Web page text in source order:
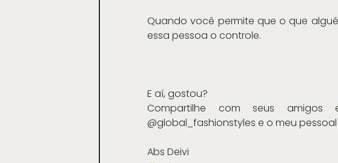
Quando você permite que o que
essa pessoa o controle.
E aí, gostou?
Compartilhe com seus
@global_fashionstyles e o meu
Abs Deivi